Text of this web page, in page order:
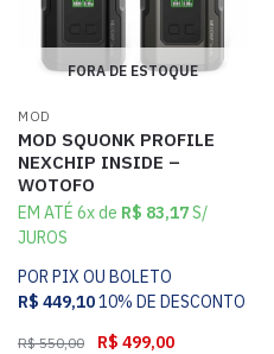
FORA DE ESTOQUE
MOD
MOD SQUONK PROFILE
NEXCHIP INSIDE –
WOTOFO
EM ATÉ 6x de R$ 83,17S/
JUROS
POR PIX OU BOLETO
R$ 449,1010% DE DESCONTO
R$550,00 R$ 499,00